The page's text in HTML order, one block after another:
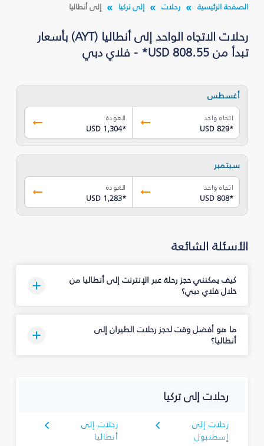
الصفحة الرئيسية رحلات إلى تركيا إلى أنطاليا
رحلات الاتجاه الواحد إلى أنطاليا (AYT) بأسعار
تبدأ من USD 808.55* - فلاي دبي
أغسطس
اتجاه واحد
USD 829*
العودة
USD 1,304*
سبتمبر
اتجاه واحد
USD 808*
العودة
USD 1,283*
الأسئلة الشائعة
كيف يمكنني حجز رحلة عبر الإنترنت إلى أنطاليا من
خلال فلاي دبي؟
ما هو أفضل وقت لحجز رحلات الطيران إلى
أنطاليا؟
رحلات إلى تركيا
رحلات إلى
إسطنبول
رحلات إلى
أنطاليا